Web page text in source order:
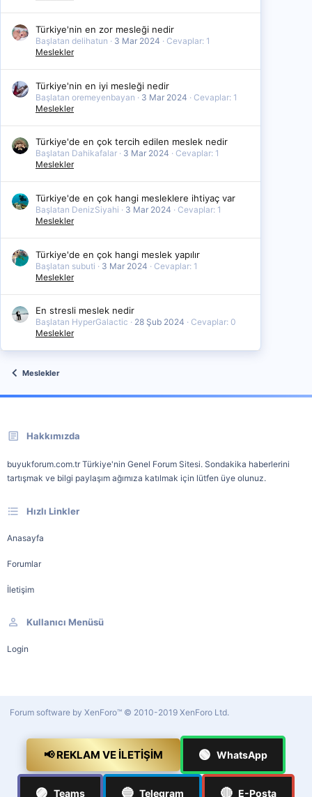
Türkiye'nin en zor mesleği nedir
Başlatan delihatun 3 Mar 2024
Cevaplar: 1
Meslekler
Türkiye'nin en iyi mesleği nedir
Başlatan oremeyenbayan 3 Mar 2024
Cevaplar: 1
Meslekler
Türkiye'de en çok tercih edilen meslek nedir
Başlatan Dahikafalar 3 Mar 2024
Cevaplar: 1
Meslekler
Türkiye'de en çok hangi mesleklere ihtiyaç var
Başlatan DenizSiyahi 3 Mar 2024
Cevaplar: 1
Meslekler
Türkiye'de en çok hangi meslek yapılır
Başlatan subuti 3 Mar 2024
Cevaplar: 1
Meslekler
En stresli meslek nedir
Başlatan HyperGalactic 28 Şub 2024
Cevaplar: 0
Meslekler
Meslekler
Hakkımızda
buyukforum.com.tr Türkiye'nin Genel Forum Sitesi. Sondakika haberlerini
tartışmak ve bilgi paylaşım ağımıza katılmak için lütfen üye olunuz.
Hızlı Linkler
Anasayfa
Forumlar
İletişim
Kullanıcı Menüsü
Login
Forum software by XenForo™ © 2010-2019 XenForo Ltd.
📢 REKLAM VE İLETIŞIM 🟢 WhatsApp
🟣 Teams 🔵 Telegram 🔴 E-Posta